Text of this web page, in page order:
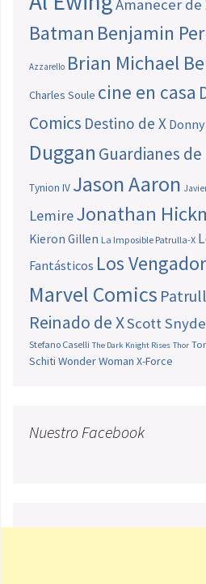
Amanecer de
Batman Benjamin
Azzarello Brian Michael
Charles Soule cine en casa
Comics Destino de X
Duggan Guardianes de
Tynion IV Jason Aaron
LemireJonathan
Kieron Gillen La Imposible Patrulla-X
Fantásticos Los
Marvel Comics
Reinado de XScott
Stefano Caselli The Dark Knight Rises Thor
Schiti Wonder Woman X-Force
Nuestro Facebook